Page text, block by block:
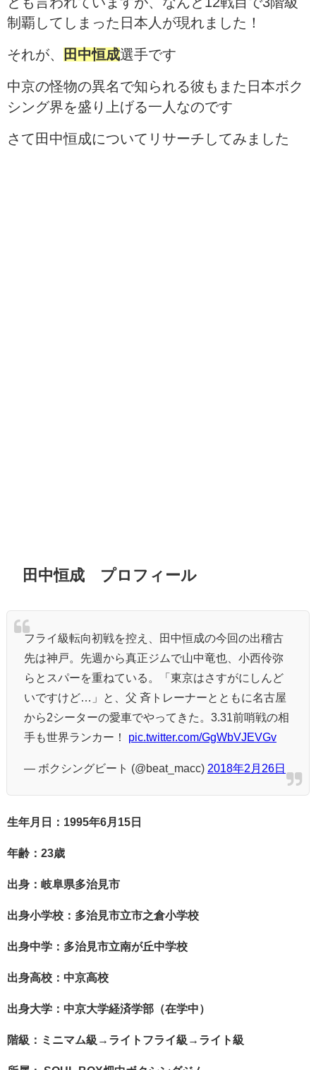
制覇してしまった日本人が現れました！
それが、 田中恒成選手です
中京の怪物の異名で知られる彼もまた日本ボク
シング界を盛り上げる一人なのです
さて田中恒成についてリサーチしてみました
田中恒成 プロフィール
フライ級転向初戦を控え、田中恒成の今回の出稽古
先は神戸。先週から真正ジムで山中竜也、小西伶弥
らとスパーを重ねている。「東京はさすがにしんど
いですけど…」と、父 斉トレーナーとともに名古屋
から2シーターの愛車でやってきた。3.31前哨戦の相
手も世界ランカー！ pic.twitter.com/GgWbVJEVGv
— ボクシングビート (@beat_macc) 2018年2月26日
生年月日：1995年6月15日
年齢：23歳
出身：岐阜県多治見市
出身小学校：多治見市立市之倉小学校
出身中学：多治見市立南が丘中学校
出身高校：中京高校
出身大学：中京大学経済学部（在学中）
階級：ミニマム級→ライトフライ級→ライト級